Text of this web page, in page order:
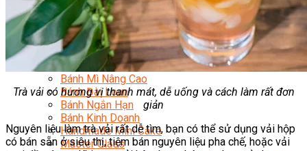
Nghiệp Vụ Bếp Bánh Quốc Tế
Nghiệp Vụ Quản Lý Bếp Bánh
Nghiệp Vụ Bánh Kem
Bánh Việt
Bánh Nhật
Bánh Mì Nâng Cao
Bánh Đài Loan
Bánh Ngắn Hạn
Bánh Kinh Doanh
Handmade Mini Cake
Master Class
Trà vải có hương vị thanh mát, dễ uống và cách làm rất đơn
giản
Nguyên liệu làm trà vải rất dễ tìm, bạn có thể sử dụng vải hộp
có bán sẵn ở siêu thị, tiệm bán nguyên liệu pha chế, hoặc vải